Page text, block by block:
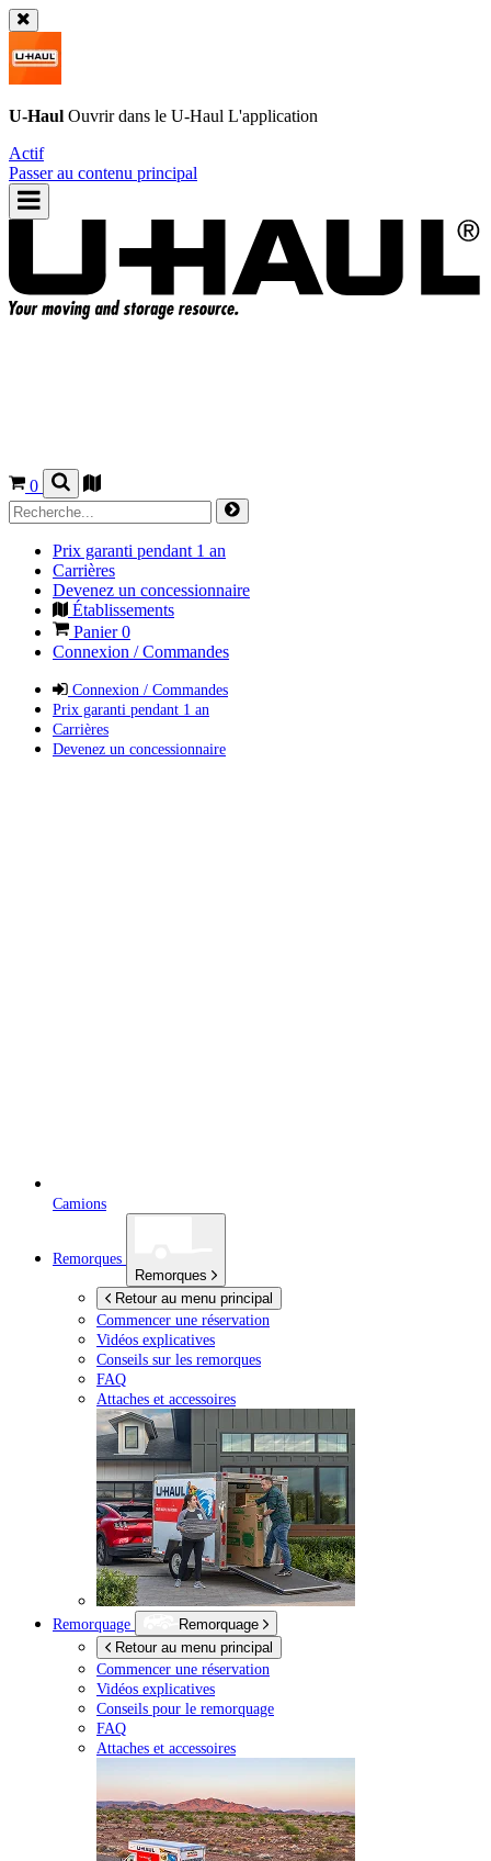
U-Haul Ouvrir dans le U-Haul L'application
Actif
Passer au contenu principal
0
Prix garanti pendant 1 an
Carrières
Devenez un concessionnaire
Établissements
Panier0
Connexion / Commandes
Connexion / Commandes
Prix garanti pendant 1 an
Carrières
Devenez un concessionnaire
Camions
Remorques
Remorques
Retour au menu principal
Commencer une réservation
Vidéos explicatives
Conseils sur les remorques
FAQ
Attaches et accessoires
Remorquage
Remorquage
Retour au menu principal
Commencer une réservation
Vidéos explicatives
Conseils pour le remorquage
FAQ
Attaches et accessoires